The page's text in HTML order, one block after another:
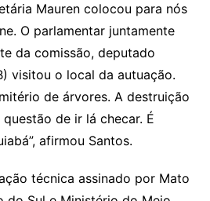
Mauren colocou para nós
O parlamentar juntamente
da comissão, deputado
visitou o local da autuação.
de árvores. A destruição
de ir lá checar. É
afirmou Santos.
técnica assinado por Mato